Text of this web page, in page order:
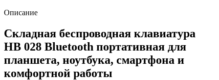
Описание
Складная беспроводная клавиатура
HB 028 Bluetooth портативная для
планшета, ноутбука, смартфона и
комфортной работы